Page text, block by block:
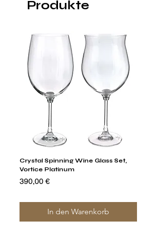
Produkte
Crystal Spinning Wine Glass Set,
Vortice Platinum
Preis
390,00 €
In den Warenkorb